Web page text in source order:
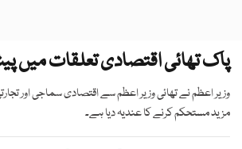
پاک تھائی اقتصادی تعلقات میں
وزیر اعظم نے تھائی وزیر اعظم سے اقتصادی سماجی اور
مزید مستحکم کرنے کا عندیہ دیا ہے۔